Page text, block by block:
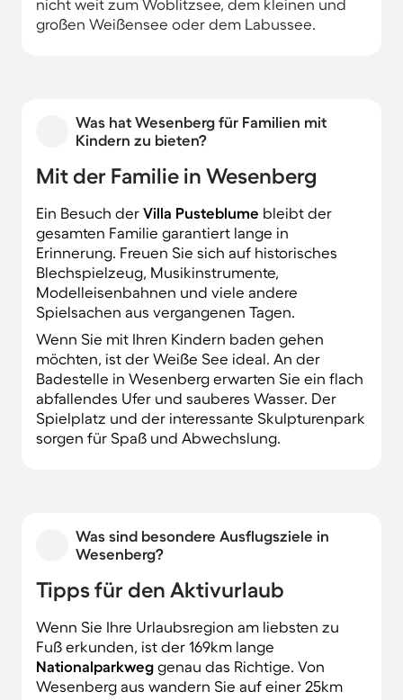
nicht weit zum Woblitzsee, dem kleinen und
großen Weißensee oder dem Labussee.
Was hat Wesenberg für Familien mit
Kindern zu bieten?
Mit der Familie in Wesenberg
Ein Besuch der Villa Pusteblume bleibt der
gesamten Familie garantiert lange in
Erinnerung. Freuen Sie sich auf historisches
Blechspielzeug, Musikinstrumente,
Modelleisenbahnen und viele andere
Spielsachen aus vergangenen Tagen.
Wenn Sie mit Ihren Kindern baden gehen
möchten, ist der Weiße See ideal. An der
Badestelle in Wesenberg erwarten Sie ein flach
abfallendes Ufer und sauberes Wasser. Der
Spielplatz und der interessante Skulpturenpark
sorgen für Spaß und Abwechslung.
Was sind besondere Ausflugsziele in
Wesenberg?
Tipps für den Aktivurlaub
Wenn Sie Ihre Urlaubsregion am liebsten zu
Fuß erkunden, ist der 169km lange
Nationalparkweg genau das Richtige. Von
Wesenberg aus wandern Sie auf einer 25km